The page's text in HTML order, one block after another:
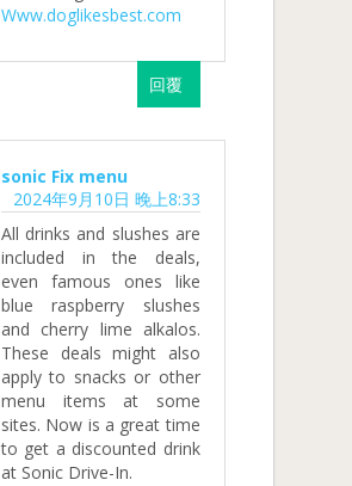
Www.doglikesbest.com
回覆
sonic Fix menu
2024年9月10日 晚上8:33
All drinks and slushes are
included in the deals,
even famous ones like
blue raspberry slushes
and cherry lime alkalos.
These deals might also
apply to snacks or other
menu items at some
sites. Now is a great time
to get a discounted drink
at Sonic Drive-In.